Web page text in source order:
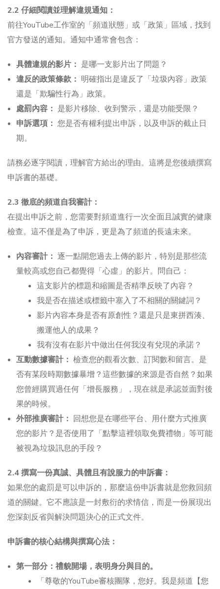
2.2 仔細閱讀並理解違規通知：
前往YouTube工作室的「頻道狀態」或「政策」區域，找到
官方發送的通知。通知中通常會包含：
具體違規的影片： 是哪一支影片出了問題？
違反的政策條款： 明確指出是違反了「垃圾內容」政策
還是「欺騙性行為」政策。
處罰內容： 是影片移除、收到警示，還是功能受限？
申訴選項： 您是否有權利提出申訴，以及申訴的截止日
期。
請務必逐字閱讀，理解官方給出的理由。這將是您後續撰寫
申訴書的基礎。
2.3 徹底的頻道自我審計：
在提出申訴之前，您需要對頻道進行一次全面且誠實的健康
檢查。這不僅是為了申訴，更是為了頻道的長遠未來。
內容審計： 逐一點開您過去上傳的影片，特別是那些流
量較高或您自己都覺得「心虛」的影片。問自己：
這支影片的標題和縮圖是否精準反映了內容？
我是否在描述或標籤中塞入了不相關的關鍵詞？
影片內容本身是否有原創性？還是只是東拼西湊、
搬運他人的成果？
我有沒有在影片中做出任何我沒有兌現的承諾？
互動數據審計： 檢查您的觀看次數、訂閱數和留言。是
否有某段時期數據暴增？這些數據的來源是否自然？如果
您曾經購買過任何「增長服務」，現在就是承認並面對後
果的時候。
外部推廣審計： 回想您是在哪些平台、用什麼方式推廣
您的影片？是否使用了「點擊這裡領取免費禮物」等可能
被視為垃圾訊息的手段？
2.4 撰寫一份真誠、具體且有說服力的申訴書：
如果您的處罰是可以申訴的，那麼這份申訴書就是您救回頻
道的關鍵。它不應該是一封敷衍的求情信，而是一份展現出
您深刻反省與解決問題決心的正式文件。
申訴書的核心結構與撰寫心法：
第一部分：禮貌開場，表明身分與目的。
「尊敬的YouTube審核團隊，您好。我是頻道【您